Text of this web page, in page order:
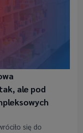
ale pod
się do